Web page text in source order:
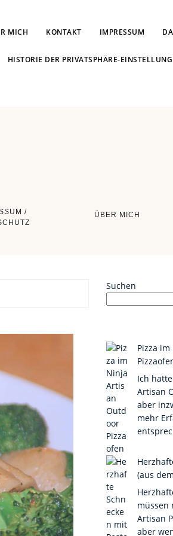
MICH KONTAKT IMPRESSUM
HISTORIE DER PRIVATSPHÄRE-
/
ÜBER MICH
Suchen
Pizza
Ich
Artisan
aber
mehr
(aus
müssen
Artisan
aber